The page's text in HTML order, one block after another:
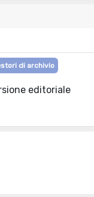
di archivio
editoriale